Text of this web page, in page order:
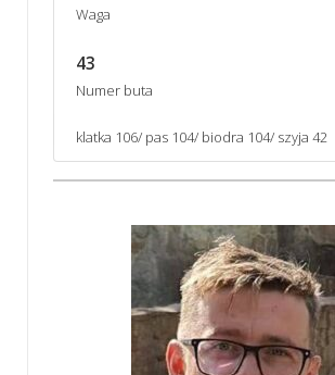
Waga
43
Numer buta
klatka 106/ pas 104/ biodra 104/ szyja 42